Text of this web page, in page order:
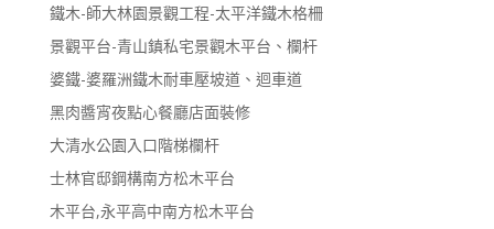
鐵木-師大林園景觀工程-太平洋鐵木格柵
景觀平台-青山鎮私宅景觀木平台、欄杆
婆鐵-婆羅洲鐵木耐車壓坡道、迴車道
黑肉醬宵夜點心餐廳店面裝修
大清水公園入口階梯欄杆
士林官邸鋼構南方松木平台
木平台,永平高中南方松木平台